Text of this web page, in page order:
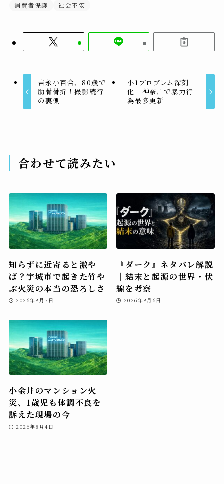
消費者保護
社会不安
吉永小百合、80歳で
肋骨骨折！撮影続行
の裏側
小1プロブレム深刻
化 神奈川で暴力行
為最多更新
合わせて読みたい
知らずに近寄ると激や
ば？宇城市で起きた竹や
ぶ火災の本当の恐ろしさ
2026年8月7日
『ダーク』ネタバレ解説
｜結末と起源の世界・伏
線を考察
2026年8月6日
小金井のマンション火
災、1歳児も体調不良を
訴えた現場の今
2026年8月4日